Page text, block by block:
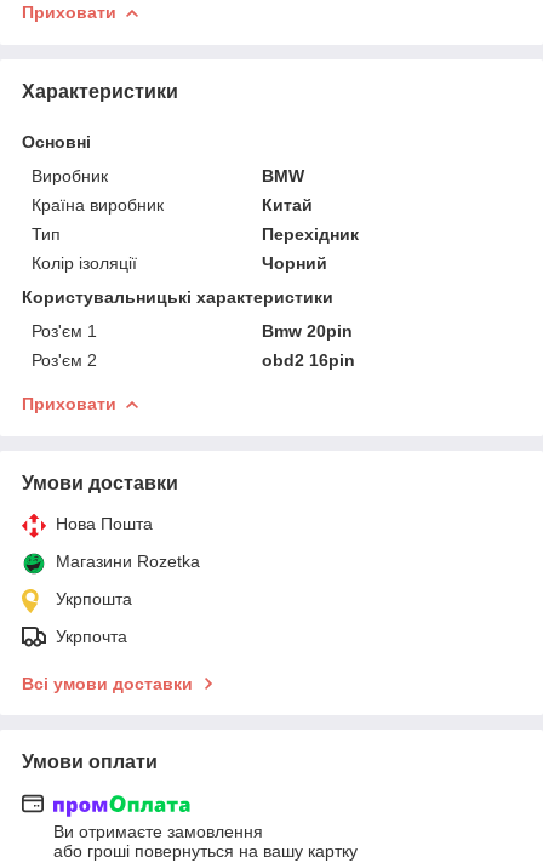
Приховати
Характеристики
Основні
Виробник
BMW
Країна виробник
Китай
Тип
Перехідник
Колір ізоляції
Чорний
Користувальницькі характеристики
Роз'єм 1
Bmw 20pin
Роз'єм 2
obd2 16pin
Приховати
Умови доставки
Нова Пошта
Магазини Rozetka
Укрпошта
Укрпочта
Всі умови доставки
Умови оплати
Ви отримаєте замовлення
або гроші повернуться на вашу картку